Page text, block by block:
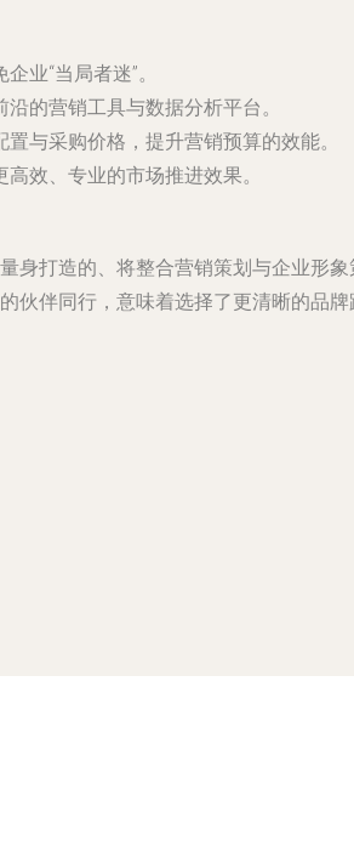
业“当局者迷”。
的营销工具与数据分析平台。
与采购价格，提升营销预算的效能。
效、专业的市场推进效果。
身打造的、将整合营销策划与企业形
伙伴同行，意味着选择了更清晰的品